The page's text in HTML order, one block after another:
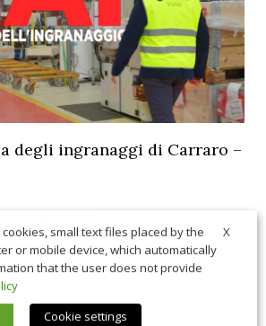
degli ingranaggi di Carraro –
X
small text files placed by the
or mobile device, which automatically
that the user does not provide
Cookie settings